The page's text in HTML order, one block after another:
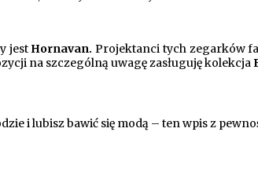
jest Hornavan. Projektanci tych zegarków
na szczególną uwagę zasługuję kolekcja
i lubisz bawić się modą – ten wpis z